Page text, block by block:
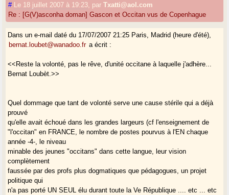
# Le 18 juillet 2007 à 19:23 parTxatti@aol.com
Re : [G(V)asconha doman] Gascon et Occitan vus de Copenhague
Dans un e-mail daté du 17/07/2007 21:25 Paris, Madrid (heure d'été),
bernat.loubet@wanadoo.fr a écrit :
<<Reste la volonté, pas le rêve, d'unité occitane à laquelle j'adhère...
Bernat Loubèt.>>
Quel dommage que tant de volonté serve une cause stérile qui a déjà
prouvé
qu'elle avait échoué dans les grandes largeurs (cf l'enseignement de
"l'occitan" en FRANCE, le nombre de postes pourvus à l'EN chaque
année -4-, le niveau
minable des jeunes "occitans" dans cette langue, leur vision
complètement
faussée par des profs plus dogmatiques que pédagogues, un projet
politique qui
n'a pas porté UN SEUL élu durant toute la Ve République .... etc ... etc